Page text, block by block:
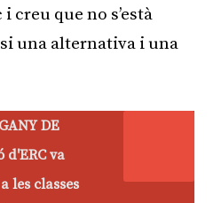
creu que no s’està
una alternativa i una
DE
d'ERC va
les classes